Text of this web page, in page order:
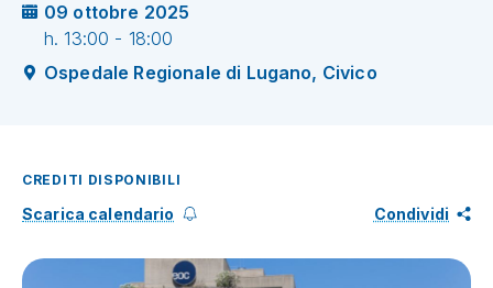
09 ottobre 2025
h. 13:00 - 18:00
Ospedale Regionale di Lugano, Civico
CREDITI DISPONIBILI
Scarica calendario Condividi